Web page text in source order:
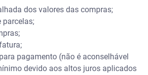
dos valores das compras;
pagamento (não é aconselhável
devido aos altos juros aplicados